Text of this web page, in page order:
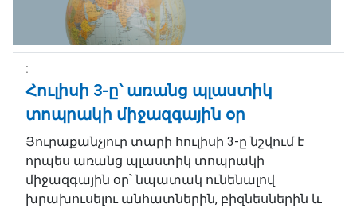
Հուլիսի 3-ը՝ առանց պլաստիկ
տոպրակի միջազգային օր
Յուրաքանչյուր տարի հուլիսի 3-ը նշվում է
որպես առանց պլաստիկ տոպրակի
միջազգային օր՝ նպատակ ունենալով
խրախուսելու անհատներին, բիզնեսներին և